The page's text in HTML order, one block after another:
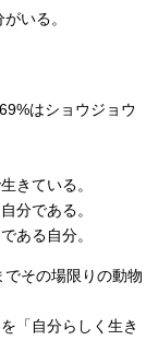
いる。
はショウジョウ
きている。
分である。
ある自分。
その場限りの動物
「自分らしく生き